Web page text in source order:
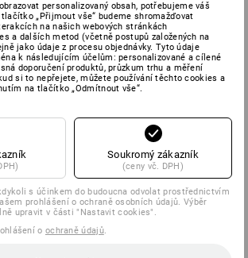
obuv
personalizovaný obsah, potřebujeme váš
„Přijmout vše“ budeme shromažďovat
na našich webových stránkách
a dalších metod (včetně postupů založených na
jako údaje z procesu objednávky. Tyto údaje
k následujícím účelům: personalizované a cílené
doporučení produktů, průzkum trhu a měření
si to nepřejete, můžete používání těchto cookies a
na tlačítko „Odmítnout vše“.
Soukromý zákazník
(ceny vč. DPH)
s účinkem do budoucna odvolat prostřednictvím
prohlášení o ochraně osobních údajů. Výběr
upravit v části "Nastavit cookies".
o ochraně údajů.